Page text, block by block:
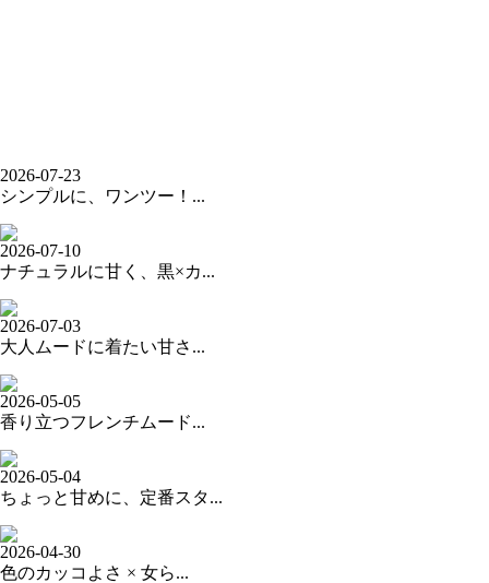
2026-07-23
シンプルに、ワンツー！...
2026-07-10
ナチュラルに甘く、黒×カ...
2026-07-03
大人ムードに着たい甘さ...
2026-05-05
香り立つフレンチムード...
2026-05-04
ちょっと甘めに、定番スタ...
2026-04-30
色のカッコよさ × 女ら...